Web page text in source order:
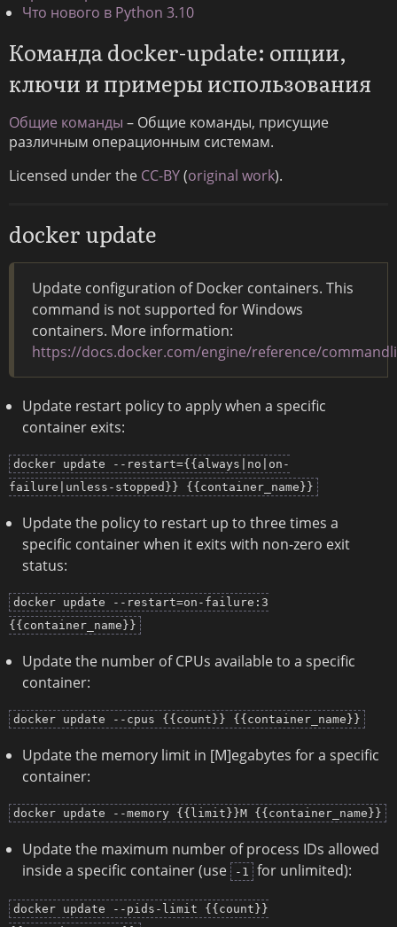
Что нового в Python 3.10
Команда docker-update: опции,
ключи и примеры использования
Общие команды – Общие команды, присущие
различным операционным системам.
Licensed under the CC-BY(original work).
docker update
Update configuration of Docker containers. This
command is not supported for Windows
containers. More information:
https://docs.docker.com/engine/reference/
Update restart policy to apply when a specific
container exits:
docker update --restart={{always|no|on-
failure|unless-stopped}} {{container_name}}
Update the policy to restart up to three times a
specific container when it exits with non-zero exit
status:
docker update --restart=on-failure:3
{{container_name}}
Update the number of CPUs available to a specific
container:
docker update --cpus {{count}} {{container_name}}
Update the memory limit in [M]egabytes for a specific
container:
docker update --memory {{limit}}M {{container_name}}
Update the maximum number of process IDs allowed
inside a specific container (use
-1 for unlimited):
docker update --pids-limit {{count}}